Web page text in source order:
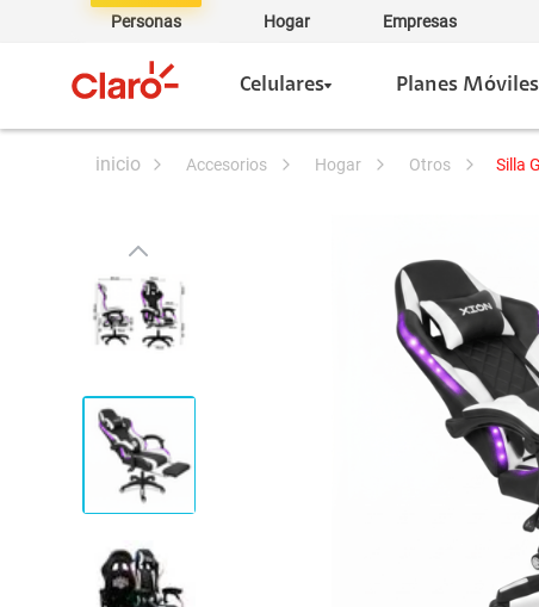
Personas Hogar Empresas
Celulares Planes Móviles
accesorios hogar otros Silla